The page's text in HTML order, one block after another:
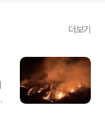
더보기